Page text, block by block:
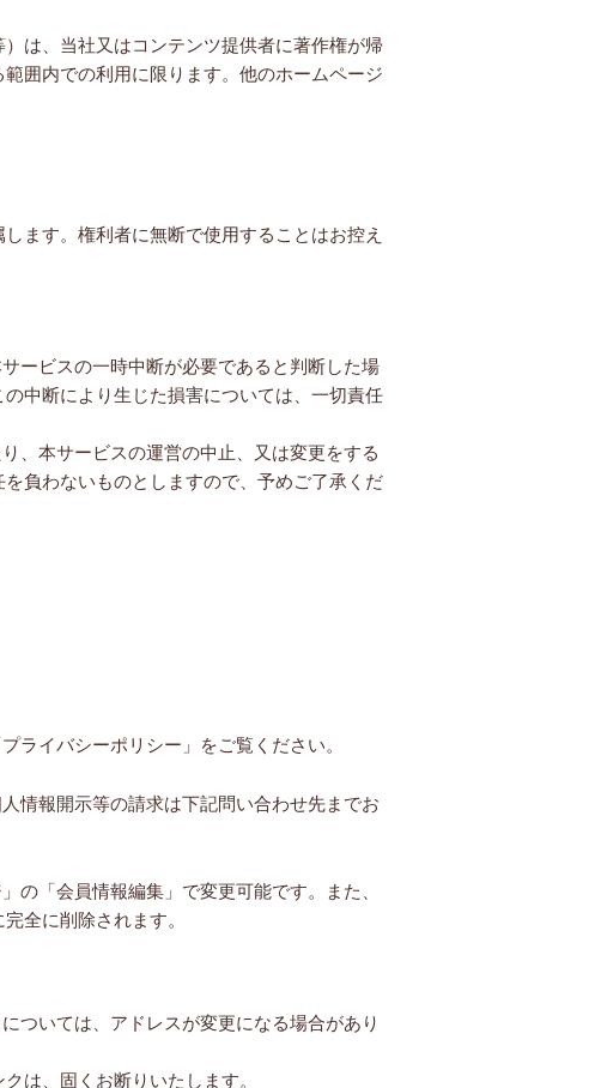
は、当社又はコンテンツ提供者に著作権が帰
囲内での利用に限ります。他のホームページ
ます。権利者に無断で使用することはお控え
ービスの一時中断が必要であると判断した場
中断により生じた損害については、一切責任
、本サービスの運営の中止、又は変更をする
負わないものとしますので、予めご了承くだ
ライバシーポリシー」をご覧ください。
情報開示等の請求は下記問い合わせ先までお
の「会員情報編集」で変更可能です。また、
全に削除されます。
ついては、アドレスが変更になる場合があり
は、固くお断りいたします。